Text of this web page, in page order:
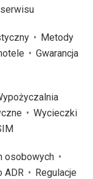
Metody
Gwarancja
Wycieczki
osobowych
ADR
Regulacje